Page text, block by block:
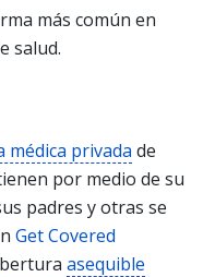
más común en
salud.
médica privada de
por medio de su
padres y otras se
Get Covered
asequible